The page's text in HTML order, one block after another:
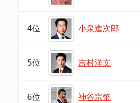
4位 小泉進次郎
5位 吉村洋文
6位 神谷宗幣